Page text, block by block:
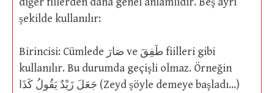
şekilde kullanılır:
Birincisi: Cümlede صَارَ ve طَفِقَ fiilleri gibi
kullanılır. Bu durumda geçişli olmaz. Örneğin
جَعَلَ زَيْدٌ يَقُولُ كَذَا (Zeyd şöyle demeye başladı…)